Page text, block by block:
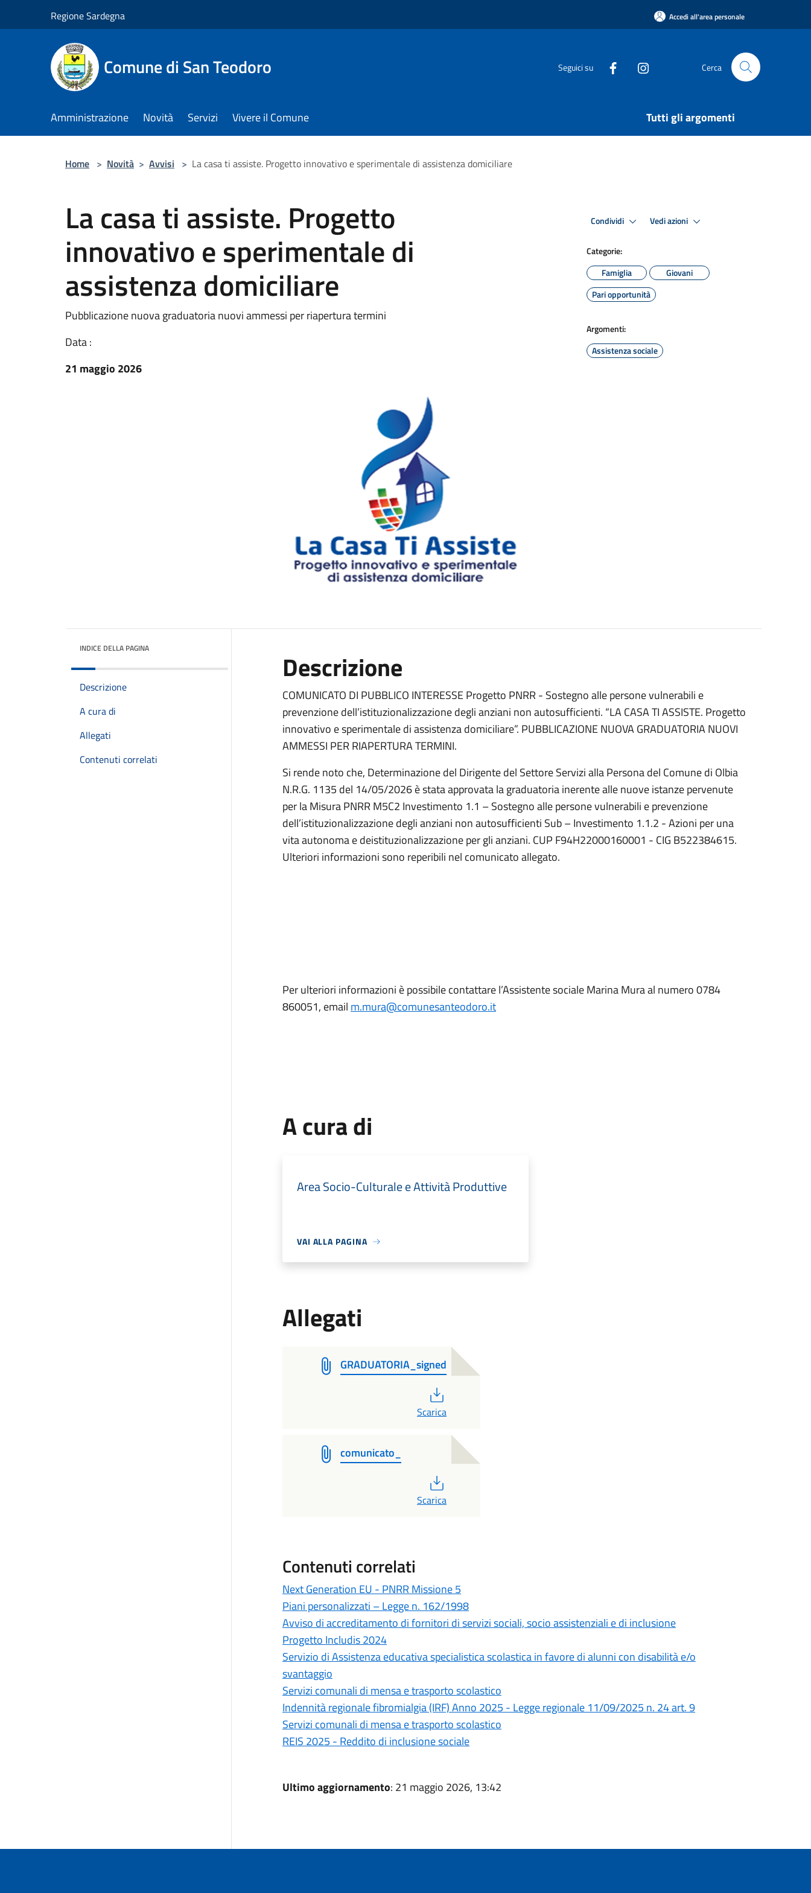
Regione Sardegna Accedi all'area personale
Comune di San Teodoro Seguici su Cerca
Amministrazione Novità Servizi Vivere il Comune Tutti gli argomenti
Home > Novità > Avvisi > La casa ti assiste. Progetto innovativo e sperimentale di assistenza domiciliare
La casa ti assiste. Progetto
innovativo e sperimentale di
assistenza domiciliare
Pubblicazione nuova graduatoria nuovi ammessi per riapertura termini
Data :
21 maggio 2026
Condividi Vedi azioni
Categorie:
Famiglia
Giovani
Pari opportunità
Argomenti:
Assistenza sociale
INDICE DELLA PAGINA
Descrizione
A cura di
Allegati
Contenuti correlati
Descrizione
COMUNICATO DI PUBBLICO INTERESSE Progetto PNRR - Sostegno alle persone vulnerabili e
prevenzione dell’istituzionalizzazione degli anziani non autosufficienti. “LA CASA TI ASSISTE. Progetto
innovativo e sperimentale di assistenza domiciliare”. PUBBLICAZIONE NUOVA GRADUATORIA NUOVI
AMMESSI PER RIAPERTURA TERMINI.
Si rende noto che, Determinazione del Dirigente del Settore Servizi alla Persona del Comune di Olbia
N.R.G. 1135 del 14/05/2026 è stata approvata la graduatoria inerente alle nuove istanze pervenute
per la Misura PNRR M5C2 Investimento 1.1 – Sostegno alle persone vulnerabili e prevenzione
dell’istituzionalizzazione degli anziani non autosufficienti Sub – Investimento 1.1.2 - Azioni per una
vita autonoma e deistituzionalizzazione per gli anziani. CUP F94H22000160001 - CIG B522384615.
Ulteriori informazioni sono reperibili nel comunicato allegato.
Per ulteriori informazioni è possibile contattare l’Assistente sociale Marina Mura al numero 0784
860051, email m.mura@comunesanteodoro.it
A cura di
Area Socio-Culturale e Attività Produttive
VAI ALLA PAGINA
Allegati
GRADUATORIA_signed
Scarica
comunicato_
Scarica
Contenuti correlati
Next Generation EU - PNRR Missione 5
Piani personalizzati – Legge n. 162/1998
Avviso di accreditamento di fornitori di servizi sociali, socio assistenziali e di inclusione
Progetto Includis 2024
Servizio di Assistenza educativa specialistica scolastica in favore di alunni con disabilità e/o
svantaggio
Servizi comunali di mensa e trasporto scolastico
Indennità regionale fibromialgia (IRF) Anno 2025 - Legge regionale 11/09/2025 n. 24 art. 9
Servizi comunali di mensa e trasporto scolastico
REIS 2025 - Reddito di inclusione sociale
Ultimo aggiornamento: 21 maggio 2026, 13:42